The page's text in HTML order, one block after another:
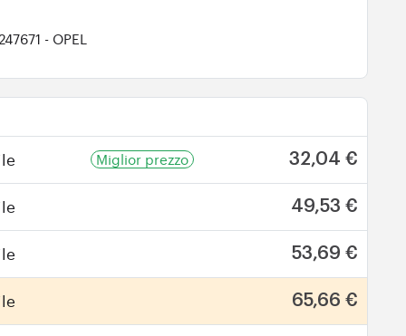
- OPEL
Miglior prezzo 32,04 €
49,53 €
53,69 €
65,66 €